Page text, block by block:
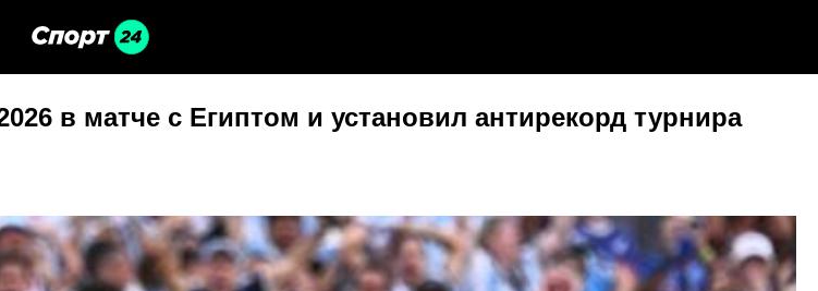
в матче с Египтом и установил антирекорд турнира